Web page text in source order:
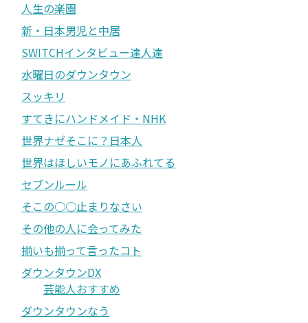
人生の楽園
新・日本男児と中居
SWITCHインタビュー達人達
水曜日のダウンタウン
スッキリ
すてきにハンドメイド・NHK
世界ナゼそこに？日本人
世界はほしいモノにあふれてる
セブンルール
そこの○○止まりなさい
その他の人に会ってみた
揃いも揃って言ったコト
ダウンタウンDX
芸能人おすすめ
ダウンタウンなう